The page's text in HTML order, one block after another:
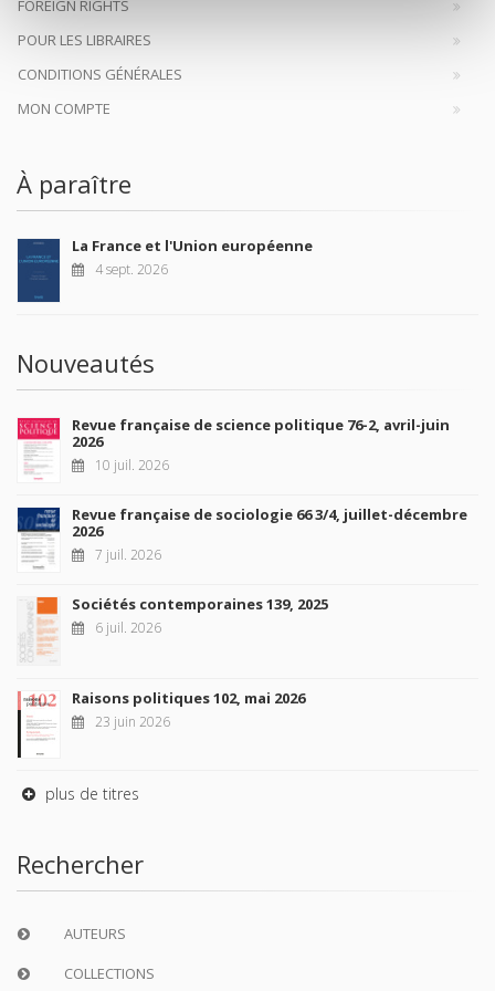
FOREIGN RIGHTS
POUR LES LIBRAIRES
CONDITIONS GÉNÉRALES
MON COMPTE
À paraître
La France et l'Union européenne
4 sept. 2026
Nouveautés
Revue française de science politique 76-2, avril-juin
2026
10 juil. 2026
Revue française de sociologie 66 3/4, juillet-décembre
2026
7 juil. 2026
Sociétés contemporaines 139, 2025
6 juil. 2026
Raisons politiques 102, mai 2026
23 juin 2026
plus de titres
Rechercher
AUTEURS
COLLECTIONS